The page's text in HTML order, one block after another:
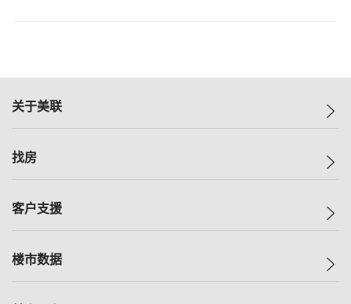
关于美联
美联集团
人才招募
找房
一手新房
减价
客户支援
自助放盘
楼市数据